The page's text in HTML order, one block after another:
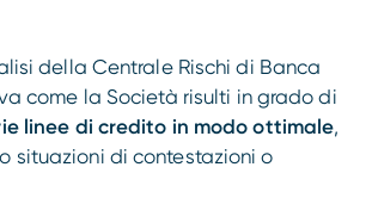
della Centrale Rischi di Banca
come la Società risulti in grado di
linee di credito in modo ottimale,
situazioni di contestazioni o